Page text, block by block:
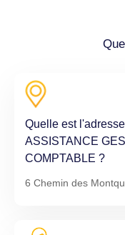
Quelle est
ASSISTANCE
COMPTABLE ?
6 Chemin des